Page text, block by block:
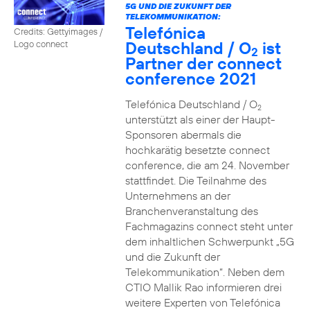
Credits: Gettyimages /
Logo connect
5G UND DIE ZUKUNFT DER
TELEKOMMUNIKATION:
Telefónica
Deutschland / O2 ist
Partner der connect
conference 2021
Telefónica Deutschland / O2
unterstützt als einer der Haupt-
Sponsoren abermals die
hochkarätig besetzte connect
conference, die am 24. November
stattfindet. Die Teilnahme des
Unternehmens an der
Branchenveranstaltung des
Fachmagazins connect steht unter
dem inhaltlichen Schwerpunkt „5G
und die Zukunft der
Telekommunikation“. Neben dem
CTIO Mallik Rao informieren drei
weitere Experten von Telefónica